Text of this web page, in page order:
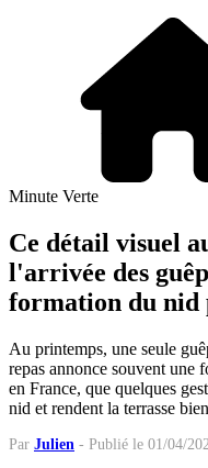
Minute Verte
Ce détail visuel
l'arrivée des
formation du nid
Au printemps, une seule
repas annonce souvent une
en France, que quelques
nid et rendent la terrasse
Par Julien - Publié le 01/04/